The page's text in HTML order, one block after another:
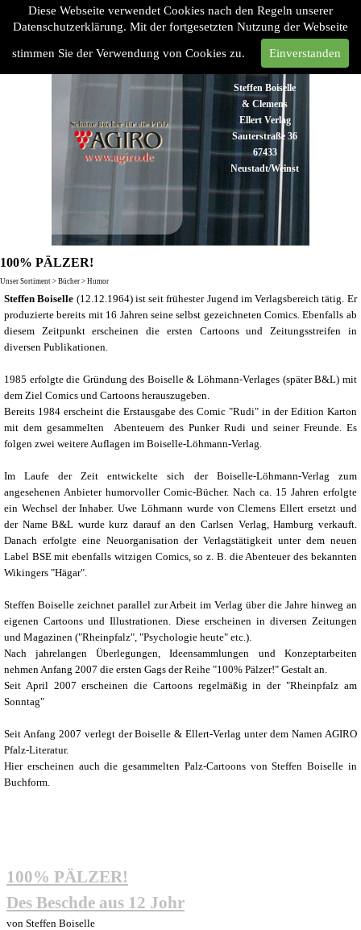
Diese Webseite verwendet Cookies nach den Regeln unserer
Datenschutzerklärung. Mit der fortgesetzten Nutzung der Webseite
stimmen Sie der Verwendung von Cookies zu. Einverstanden
Steffen Boiselle
& Clemens
Ellert Verlag
Sauterstraße 36
67433
Neustadt/Weinstraße
06321
48 93 43
Fax:
06321 48
info@agiro.de
100% PÄLZER!
Unser Sortiment > Bücher > Humor
Steffen Boiselle (12.12.1964) ist seit frühester Jugend im Verlagsbereich tätig. Er
produzierte bereits mit 16 Jahren seine selbst gezeichneten Comics. Ebenfalls ab
diesem Zeitpunkt erscheinen die ersten Cartoons und Zeitungsstreifen in
diversen Publikationen.
1985 erfolgte die Gründung des Boiselle & Löhmann-Verlages (später B&L) mit
dem Ziel Comics und Cartoons herauszugeben.
Bereits 1984 erscheint die Erstausgabe des Comic "Rudi" in der Edition Karton
mit dem gesammelten Abenteuern des Punker Rudi und seiner Freunde. Es
folgen zwei weitere Auflagen im Boiselle-Löhmann-Verlag.
Im Laufe der Zeit entwickelte sich der Boiselle-Löhmann-Verlag zum
angesehenen Anbieter humorvoller Comic-Bücher. Nach ca. 15 Jahren erfolgte
ein Wechsel der Inhaber. Uwe Löhmann wurde von Clemens Ellert ersetzt und
der Name B&L wurde kurz darauf an den Carlsen Verlag, Hamburg verkauft.
Danach erfolgte eine Neuorganisation der Verlagstätigkeit unter dem neuen
Label BSE mit ebenfalls witzigen Comics, so z. B. die Abenteuer des bekannten
Wikingers "Hägar".
Steffen Boiselle zeichnet parallel zur Arbeit im Verlag über die Jahre hinweg an
eigenen Cartoons und Illustrationen. Diese erscheinen in diversen Zeitungen
und Magazinen ("Rheinpfalz", "Psychologie heute" etc.).
Nach jahrelangen Überlegungen, Ideensammlungen und Konzeptarbeiten
nehmen Anfang 2007 die ersten Gags der Reihe "100% Pälzer!" Gestalt an.
Seit April 2007 erscheinen die Cartoons regelmäßig in der "Rheinpfalz am
Sonntag"
Seit Anfang 2007 verlegt der Boiselle & Ellert-Verlag unter dem Namen AGIRO
Pfalz-Literatur.
Hier erscheinen auch die gesammelten Palz-Cartoons von Steffen Boiselle in
Buchform.
100% PÄLZER!
Des Beschde aus 12 Johr
von Steffen Boiselle